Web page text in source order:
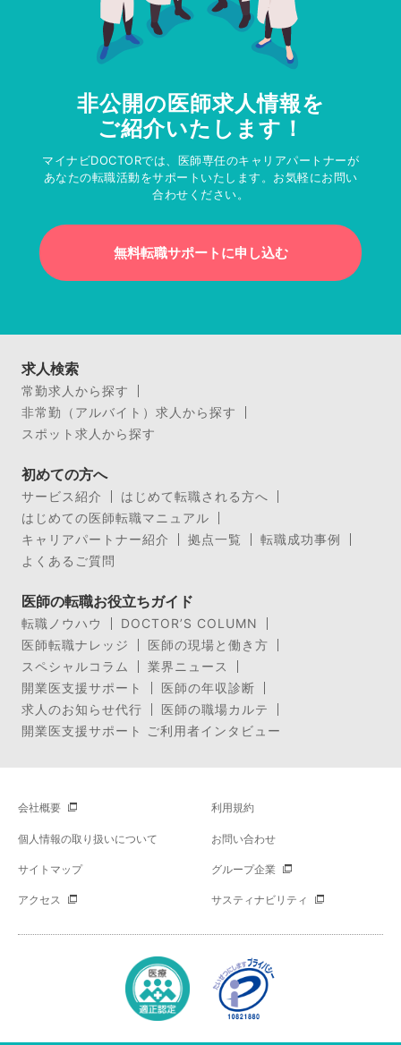
非公開の医師求人情報を
ご紹介いたします！
マイナビDOCTORでは、医師専任のキャリアパートナーが
あなたの転職活動をサポートいたします。お気軽にお問い
合わせください。
無料転職サポートに申し込む
求人検索
常勤求人から探す
非常勤（アルバイト）求人から探す
スポット求人から探す
初めての方へ
サービス紹介
はじめて転職される方へ
はじめての医師転職マニュアル
キャリアパートナー紹介
拠点一覧
転職成功事例
よくあるご質問
医師の転職お役立ちガイド
転職ノウハウ
DOCTOR’S COLUMN
医師転職ナレッジ
医師の現場と働き方
スペシャルコラム
業界ニュース
開業医支援サポート
医師の年収診断
求人のお知らせ代行
医師の職場カルテ
開業医支援サポート ご利用者インタビュー
会社概要 利用規約
個人情報の取り扱いについて お問い合わせ
サイトマップ グループ企業
アクセス サスティナビリティ